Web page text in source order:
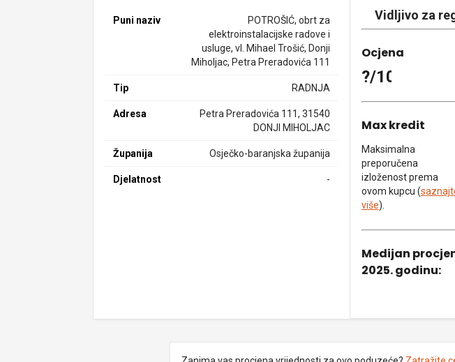
Puni naziv
POTROŠIĆ, obrt za
elektroinstalacijske radove i
usluge, vl. Mihael Trošić, Donji
Miholjac, Petra Preradovića 111
Tip RADNJA
Adresa
Petra Preradovića 111, 31540
DONJI MIHOLJAC
Županija Osječko-baranjska županija
Djelatnost -
Vidljivo za
Ocjena
?/10
Max kredit
Maksimalna
preporučena
izloženost prema
ovom kupcu (
više).
Medijan
2025. godinu: